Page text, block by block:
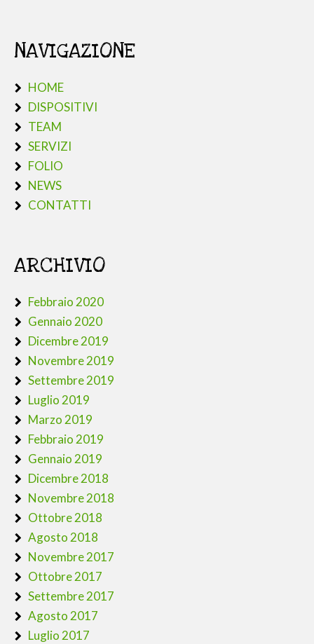
NAVIGAZIONE
HOME
DISPOSITIVI
TEAM
SERVIZI
FOLIO
NEWS
CONTATTI
ARCHIVIO
Febbraio 2020
Gennaio 2020
Dicembre 2019
Novembre 2019
Settembre 2019
Luglio 2019
Marzo 2019
Febbraio 2019
Gennaio 2019
Dicembre 2018
Novembre 2018
Ottobre 2018
Agosto 2018
Novembre 2017
Ottobre 2017
Settembre 2017
Agosto 2017
Luglio 2017